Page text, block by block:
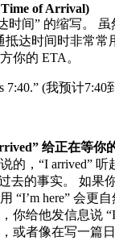
of Arrival)
时间” 的缩写。
抵达时间时非常常
你的 ETA。
7:40.” (我预计7:40
给正在等你
的，“I arrived”
去的事实。 如果
“I’m here” 会更
你给他发信息说
或者像在写一篇日